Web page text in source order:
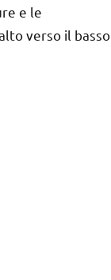
e le
verso il basso